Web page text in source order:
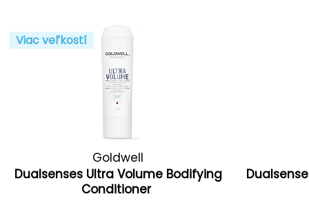
Viac veľkostí
Goldwell
Dualsenses Ultra Volume Bodifying
Conditioner